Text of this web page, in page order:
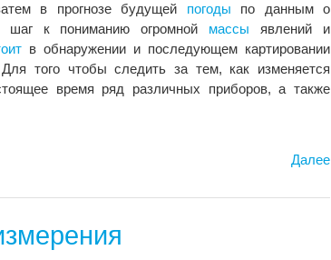
в прогнозе будущей погоды по данным о
шаг к пониманию огромной массы явлений и
в обнаружении и последующем картировании
того чтобы следить за тем, как изменяется
время ряд различных приборов, а также
Далее